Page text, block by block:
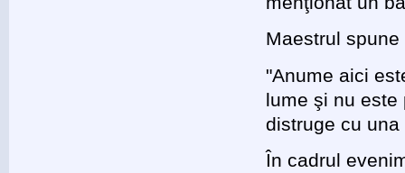
Maestrul
"Anume aici
lume şi nu este
distruge cu
În cadrul